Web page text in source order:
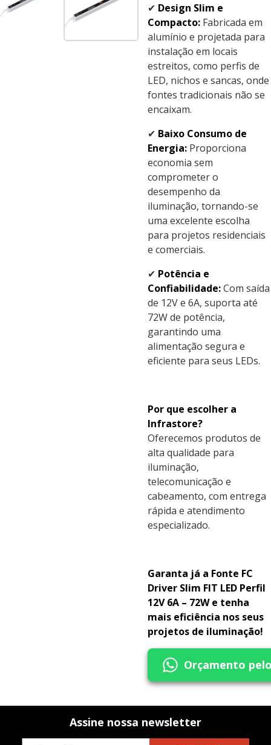
✔ Design Slim e
Compacto: Fabricada em
alumínio e projetada para
instalação em locais
estreitos, como perfis de
LED, nichos e sancas, onde
fontes tradicionais não se
encaixam.
✔ Baixo Consumo de
Energia: Proporciona
economia sem
comprometer o
desempenho da
iluminação, tornando-se
uma excelente escolha
para projetos residenciais
e comerciais.
✔ Potência e
Confiabilidade:Com saída
de 12V e 6A, suporta até
72W de potência,
garantindo uma
alimentação segura e
eficiente para seus LEDs.
Por que escolher a
Infrastore?
Oferecemos produtos de
alta qualidade para
iluminação,
telecomunicação e
cabeamento, com entrega
rápida e atendimento
especializado.
Garanta já a Fonte FC
Driver Slim FIT LED Perfil
12V 6A – 72W e tenha
mais eficiência nos seus
projetos de iluminação!
Orçamento
Assine nossa newsletter